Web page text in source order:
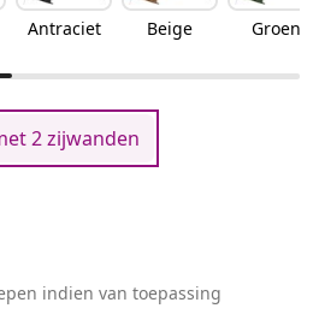
Antraciet Beige Groen
2 zijwanden
indien van toepassing